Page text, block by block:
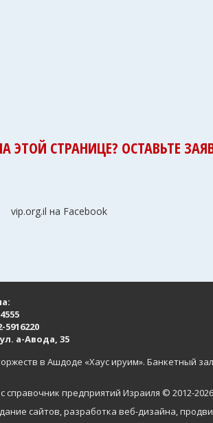
ЭТОЙ СТРАНИЦЕ? ОСТАВЬТЕ
vip.org.il на Facebook
5916220
а-Авода, 35
в Ашдоде «Хаус ируим». Банкетный
справочник предприятий Израиля © 2012-
сайтов,разработка веб-дизайна,